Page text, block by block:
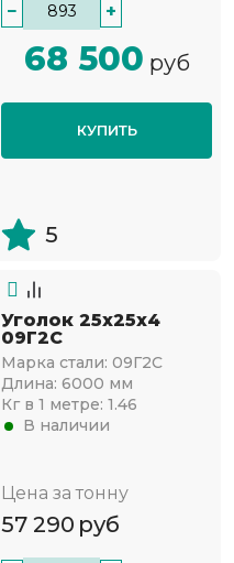
− +
68 500 руб
КУПИТЬ
5
Уголок 25х25х4
09Г2С
Марка стали: 09Г2С
Длина: 6000 мм
Кг в 1 метре: 1.46
В наличии
Цена за тонну
57 290 руб